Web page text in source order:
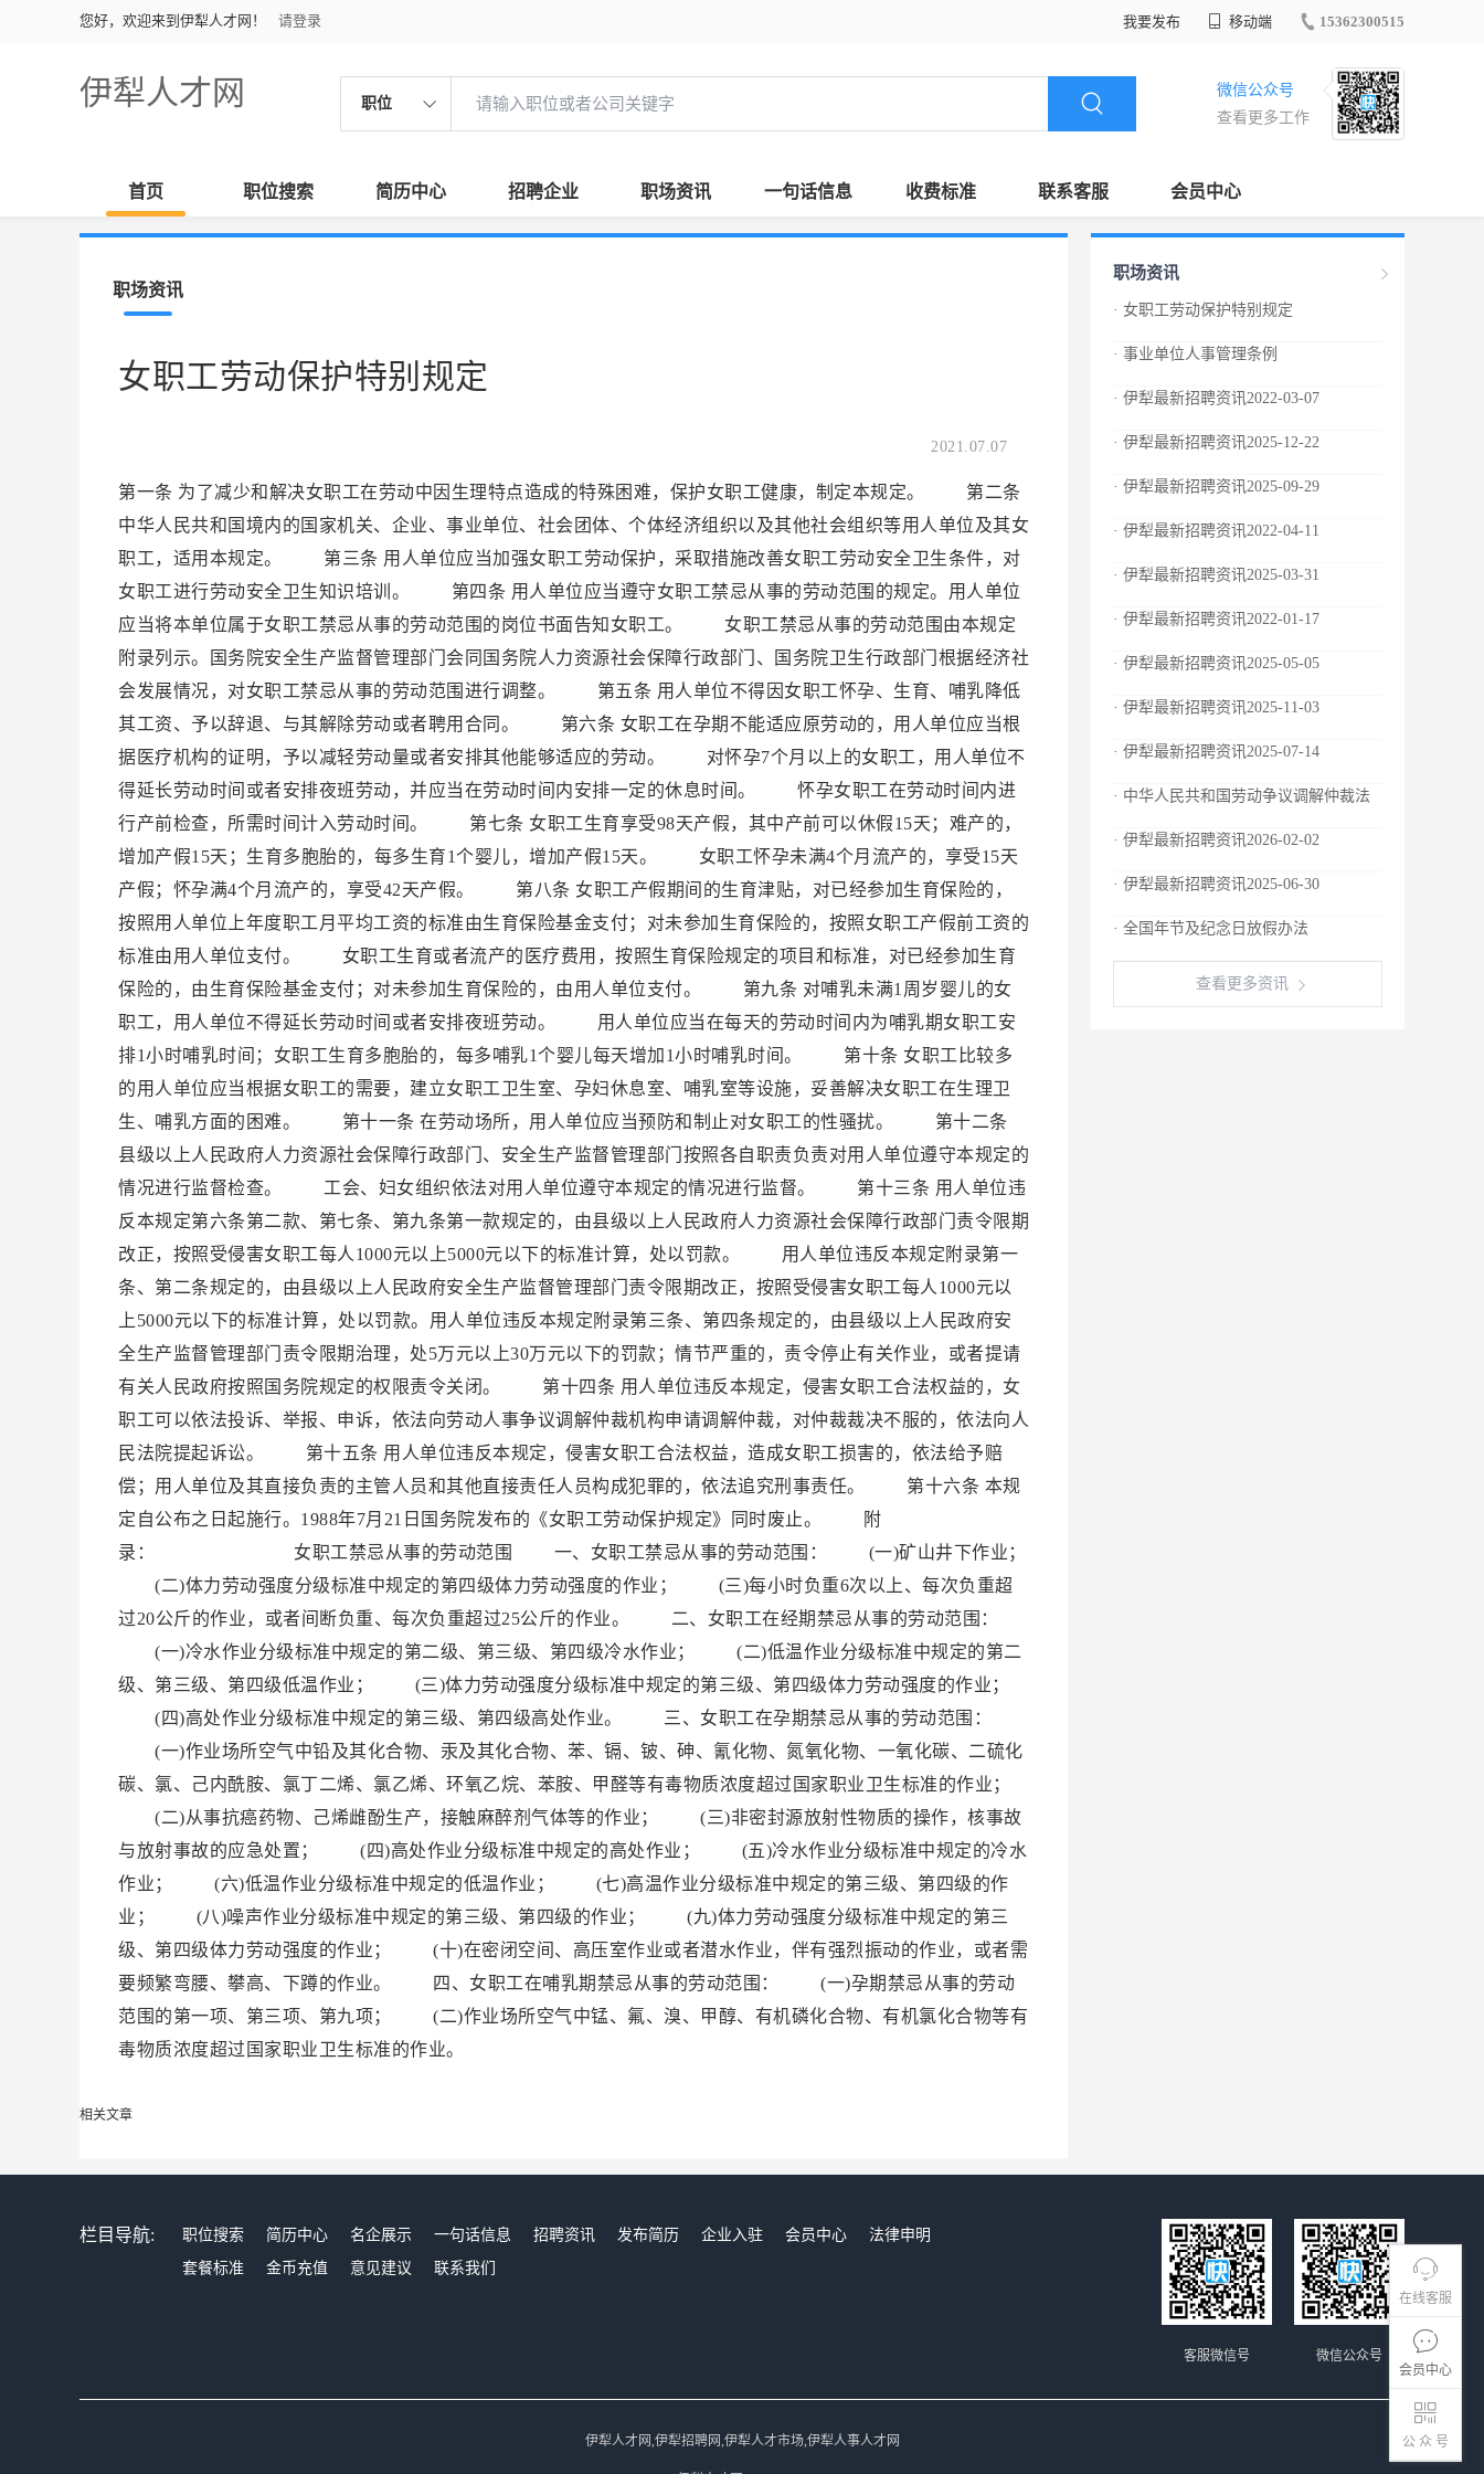
您好，欢迎来到伊犁人才网！ 请登录 我要发布 移动端 15362300515
伊犁人才网 职位
微信公众号
查看更多工作
首页 职位搜索 简历中心 招聘企业 职场资讯 一句话信息 收费标准 联系客服 会员中心
在线客服
会员中心
公 众 号
职场资讯
女职工劳动保护特别规定
2021.07.07
第一条 为了减少和解决女职工在劳动中因生理特点造成的特殊困难，保护女职工健康，制定本规定。 第二条
中华人民共和国境内的国家机关、企业、事业单位、社会团体、个体经济组织以及其他社会组织等用人单位及其女
职工，适用本规定。 第三条 用人单位应当加强女职工劳动保护，采取措施改善女职工劳动安全卫生条件，对
女职工进行劳动安全卫生知识培训。 第四条 用人单位应当遵守女职工禁忌从事的劳动范围的规定。用人单位
应当将本单位属于女职工禁忌从事的劳动范围的岗位书面告知女职工。 女职工禁忌从事的劳动范围由本规定
附录列示。国务院安全生产监督管理部门会同国务院人力资源社会保障行政部门、国务院卫生行政部门根据经济社
会发展情况，对女职工禁忌从事的劳动范围进行调整。 第五条 用人单位不得因女职工怀孕、生育、哺乳降低
其工资、予以辞退、与其解除劳动或者聘用合同。 第六条 女职工在孕期不能适应原劳动的，用人单位应当根
据医疗机构的证明，予以减轻劳动量或者安排其他能够适应的劳动。 对怀孕7个月以上的女职工，用人单位不
得延长劳动时间或者安排夜班劳动，并应当在劳动时间内安排一定的休息时间。 怀孕女职工在劳动时间内进
行产前检查，所需时间计入劳动时间。 第七条 女职工生育享受98天产假，其中产前可以休假15天；难产的，
增加产假15天；生育多胞胎的，每多生育1个婴儿，增加产假15天。 女职工怀孕未满4个月流产的，享受15天
产假；怀孕满4个月流产的，享受42天产假。 第八条 女职工产假期间的生育津贴，对已经参加生育保险的，
按照用人单位上年度职工月平均工资的标准由生育保险基金支付；对未参加生育保险的，按照女职工产假前工资的
标准由用人单位支付。 女职工生育或者流产的医疗费用，按照生育保险规定的项目和标准，对已经参加生育
保险的，由生育保险基金支付；对未参加生育保险的，由用人单位支付。 第九条 对哺乳未满1周岁婴儿的女
职工，用人单位不得延长劳动时间或者安排夜班劳动。 用人单位应当在每天的劳动时间内为哺乳期女职工安
排1小时哺乳时间；女职工生育多胞胎的，每多哺乳1个婴儿每天增加1小时哺乳时间。 第十条 女职工比较多
的用人单位应当根据女职工的需要，建立女职工卫生室、孕妇休息室、哺乳室等设施，妥善解决女职工在生理卫
生、哺乳方面的困难。 第十一条 在劳动场所，用人单位应当预防和制止对女职工的性骚扰。 第十二条
县级以上人民政府人力资源社会保障行政部门、安全生产监督管理部门按照各自职责负责对用人单位遵守本规定的
情况进行监督检查。 工会、妇女组织依法对用人单位遵守本规定的情况进行监督。 第十三条 用人单位违
反本规定第六条第二款、第七条、第九条第一款规定的，由县级以上人民政府人力资源社会保障行政部门责令限期
改正，按照受侵害女职工每人1000元以上5000元以下的标准计算，处以罚款。 用人单位违反本规定附录第一
条、第二条规定的，由县级以上人民政府安全生产监督管理部门责令限期改正，按照受侵害女职工每人1000元以
上5000元以下的标准计算，处以罚款。用人单位违反本规定附录第三条、第四条规定的，由县级以上人民政府安
全生产监督管理部门责令限期治理，处5万元以上30万元以下的罚款；情节严重的，责令停止有关作业，或者提请
有关人民政府按照国务院规定的权限责令关闭。 第十四条 用人单位违反本规定，侵害女职工合法权益的，女
职工可以依法投诉、举报、申诉，依法向劳动人事争议调解仲裁机构申请调解仲裁，对仲裁裁决不服的，依法向人
民法院提起诉讼。 第十五条 用人单位违反本规定，侵害女职工合法权益，造成女职工损害的，依法给予赔
偿；用人单位及其直接负责的主管人员和其他直接责任人员构成犯罪的，依法追究刑事责任。 第十六条 本规
定自公布之日起施行。1988年7月21日国务院发布的《女职工劳动保护规定》同时废止。 附
录： 女职工禁忌从事的劳动范围 一、女职工禁忌从事的劳动范围： (一)矿山井下作业；
(二)体力劳动强度分级标准中规定的第四级体力劳动强度的作业； (三)每小时负重6次以上、每次负重超
过20公斤的作业，或者间断负重、每次负重超过25公斤的作业。 二、女职工在经期禁忌从事的劳动范围：
(一)冷水作业分级标准中规定的第二级、第三级、第四级冷水作业； (二)低温作业分级标准中规定的第二
级、第三级、第四级低温作业； (三)体力劳动强度分级标准中规定的第三级、第四级体力劳动强度的作业；
(四)高处作业分级标准中规定的第三级、第四级高处作业。 三、女职工在孕期禁忌从事的劳动范围：
(一)作业场所空气中铅及其化合物、汞及其化合物、苯、镉、铍、砷、氰化物、氮氧化物、一氧化碳、二硫化
碳、氯、己内酰胺、氯丁二烯、氯乙烯、环氧乙烷、苯胺、甲醛等有毒物质浓度超过国家职业卫生标准的作业；
(二)从事抗癌药物、己烯雌酚生产，接触麻醉剂气体等的作业； (三)非密封源放射性物质的操作，核事故
与放射事故的应急处置； (四)高处作业分级标准中规定的高处作业； (五)冷水作业分级标准中规定的冷水
作业； (六)低温作业分级标准中规定的低温作业； (七)高温作业分级标准中规定的第三级、第四级的作
业； (八)噪声作业分级标准中规定的第三级、第四级的作业； (九)体力劳动强度分级标准中规定的第三
级、第四级体力劳动强度的作业； (十)在密闭空间、高压室作业或者潜水作业，伴有强烈振动的作业，或者需
要频繁弯腰、攀高、下蹲的作业。 四、女职工在哺乳期禁忌从事的劳动范围： (一)孕期禁忌从事的劳动
范围的第一项、第三项、第九项； (二)作业场所空气中锰、氟、溴、甲醇、有机磷化合物、有机氯化合物等有
毒物质浓度超过国家职业卫生标准的作业。
相关文章
职场资讯
· 女职工劳动保护特别规定
· 事业单位人事管理条例
· 伊犁最新招聘资讯2022-03-07
· 伊犁最新招聘资讯2025-12-22
· 伊犁最新招聘资讯2025-09-29
· 伊犁最新招聘资讯2022-04-11
· 伊犁最新招聘资讯2025-03-31
· 伊犁最新招聘资讯2022-01-17
· 伊犁最新招聘资讯2025-05-05
· 伊犁最新招聘资讯2025-11-03
· 伊犁最新招聘资讯2025-07-14
· 中华人民共和国劳动争议调解仲裁法
· 伊犁最新招聘资讯2026-02-02
· 伊犁最新招聘资讯2025-06-30
· 全国年节及纪念日放假办法
查看更多资讯
栏目导航: 职位搜索 简历中心 名企展示 一句话信息 招聘资讯 发布简历 企业入驻 会员中心
法律申明
套餐标准
金币充值 意见建议 联系我们
微信公众号
客服微信号
伊犁人才网,伊犁招聘网,伊犁人才市场,伊犁人事人才网